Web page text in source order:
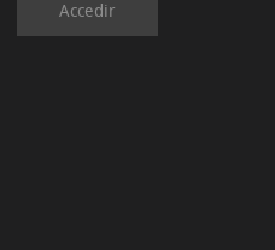
Accedir